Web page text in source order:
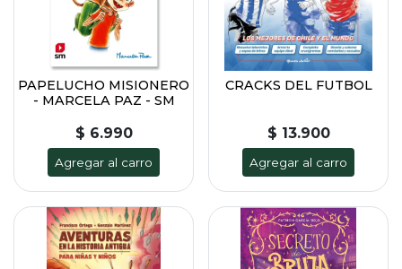
PAPELUCHO MISIONERO
- MARCELA PAZ - SM
$ 6.990
Agregar al carro
CRACKS DEL FUTBOL
$ 13.900
Agregar al carro